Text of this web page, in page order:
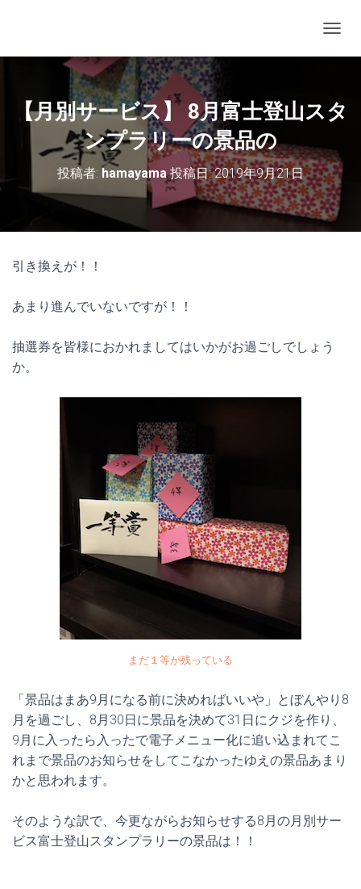
【月別サービス】 8月富士登山スタ
ンプラリーの景品の
投稿者: hamayama投稿日:2019年9月21日
引き換えが！！
あまり進んでいないですが！！
抽選券を皆様におかれましてはいかがお過ごしでしょう
か。
まだ１等が残っている
「景品はまあ9月になる前に決めればいいや」とぼんやり8
月を過ごし、8月30日に景品を決めて31日にクジを作り、
9月に入ったら入ったで電子メニュー化に追い込まれてこ
れまで景品のお知らせをしてこなかったゆえの景品あまり
かと思われます。
そのような訳で、今更ながらお知らせする8月の月別サー
ビス富士登山スタンプラリーの景品は！！